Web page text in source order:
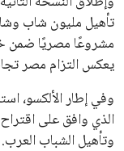
يعكس التزام مصر
وفي إطار الألكسو،
الذي وافق على
وتأهيل الشباب